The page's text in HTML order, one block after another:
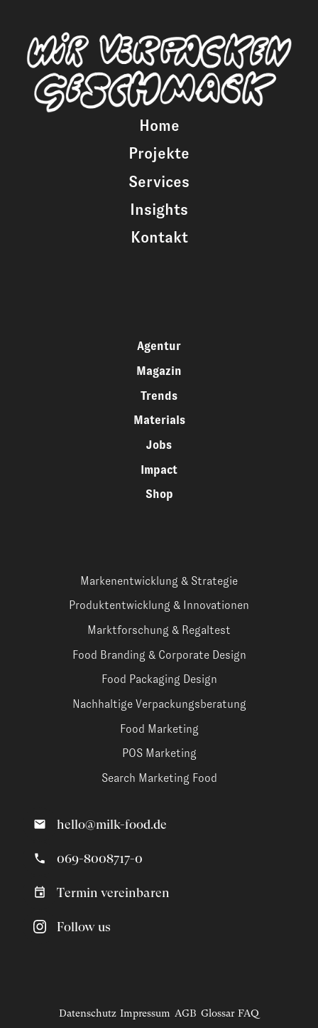
Home
Projekte
Services
Insights
Kontakt
Agentur
Magazin
Trends
Materials
Jobs
Impact
Shop
Markenentwicklung & Strategie
Produktentwicklung & Innovationen
Marktforschung & Regaltest
Food Branding & Corporate Design
Food Packaging Design
Nachhaltige Verpackungsberatung
Food Marketing
POS Marketing
Search Marketing Food
hello@milk-food.de
069-8008717-0
Termin vereinbaren
Follow us
Datenschutz Impressum AGB Glossar FAQ